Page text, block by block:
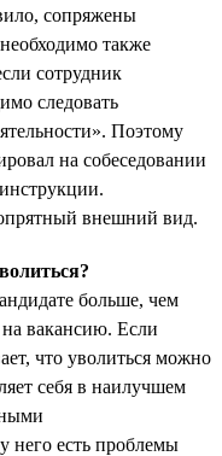
сопряжены
также
сотрудник
следовать
Поэтому
на собеседовании
внешний вид.
больше, чем
вакансию. Если
что уволиться можно
себя в наилучшем
него есть проблемы